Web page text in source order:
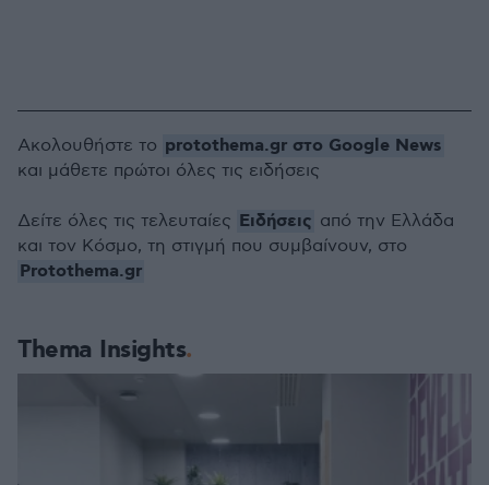
Thema Insights
Ακολουθήστε το protothema.gr στο Google News
και μάθετε πρώτοι όλες τις ειδήσεις
Δείτε όλες τις τελευταίες Ειδήσεις από την Ελλάδα
και τον Κόσμο, τη στιγμή που συμβαίνουν, στο
Protothema.gr